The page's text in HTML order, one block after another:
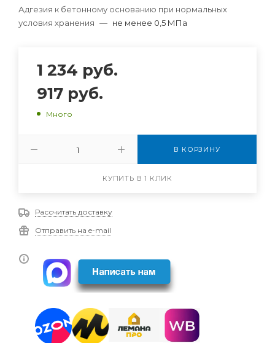
Адгезия к бетонному основанию при нормальных
условия хранения — не менее 0,5 МПа
1 234 руб.
917 руб.
Много
В КОРЗИНУ
КУПИТЬ В 1 КЛИК
Рассчитать доставку
Отправить на e-mail